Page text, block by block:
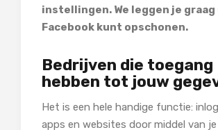
instellingen. We leggen je
Facebook kunt opschonen.
Bedrijven die toegang
hebben tot jouw
Het is een hele handige functie:
apps en websites door middel van